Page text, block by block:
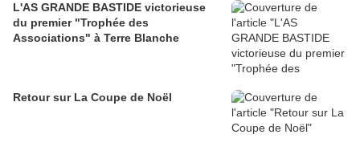
L'AS GRANDE BASTIDE victorieuse
du premier "Trophée des
Associations" à Terre Blanche
Retour sur La Coupe de Noël